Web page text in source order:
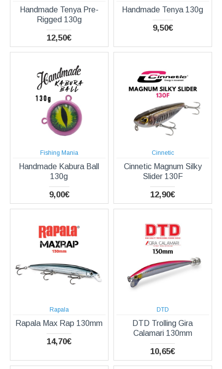
Handmade Tenya Pre-
Rigged 130g
12,50€
Handmade Tenya 130g
9,50€
Fishing Mania
Handmade Kabura Ball
130g
9,00€
Cinnetic
Cinnetic Magnum Silky
Slider 130F
12,90€
Rapala
Rapala Max Rap 130mm
14,70€
DTD
DTD Trolling Gira
Calamari 130mm
10,65€